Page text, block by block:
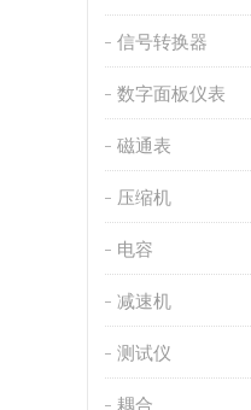
信号转换器
数字面板仪表
磁通表
压缩机
电容
减速机
测试仪
耦合